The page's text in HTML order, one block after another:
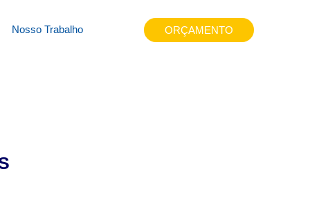
Nosso Trabalho ORÇAMENTO